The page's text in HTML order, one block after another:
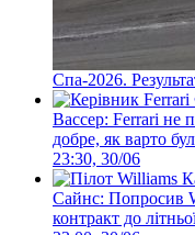
Спа-2026.
Вассер: Ferrari не
добре, як варто
23:30, 30/06
Сайнс: Попросив
контракт до